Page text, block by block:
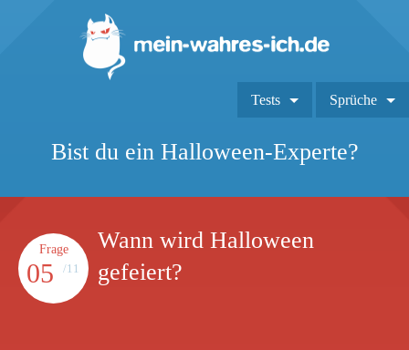
Tests Sprüche
Bist du ein Halloween-Experte?
Frage
05 /11
Wann wird Halloween
gefeiert?